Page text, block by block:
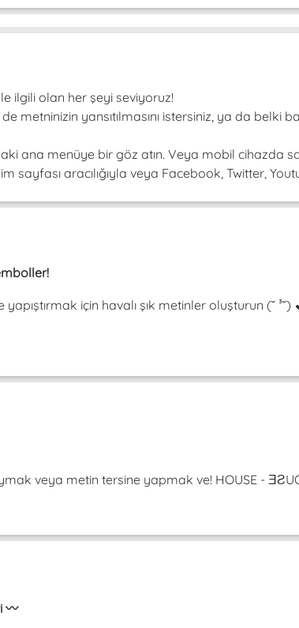
ilgili olan her şeyi seviyoruz!
yansıtılmasını istersiniz, ya da belki
ana menüye bir göz atın. Veya mobil cihazda
aracılığıyla veya Facebook, Twitter,
için havalı şık metinler oluşturun (˘
veya metin tersine yapmak ve! HOUSE -
〰️